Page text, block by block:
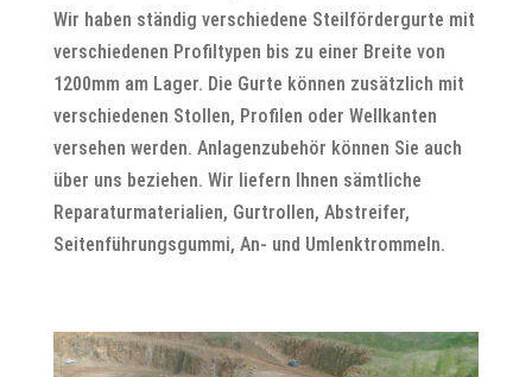
Wir haben ständig verschiedene Steilfördergurte mit
verschiedenen Profiltypen bis zu einer Breite von
1200mm am Lager. Die Gurte können zusätzlich mit
verschiedenen Stollen, Profilen oder Wellkanten
versehen werden. Anlagenzubehör können Sie auch
über uns beziehen. Wir liefern Ihnen sämtliche
Reparaturmaterialien, Gurtrollen, Abstreifer,
Seitenführungsgummi, An- und Umlenktrommeln.